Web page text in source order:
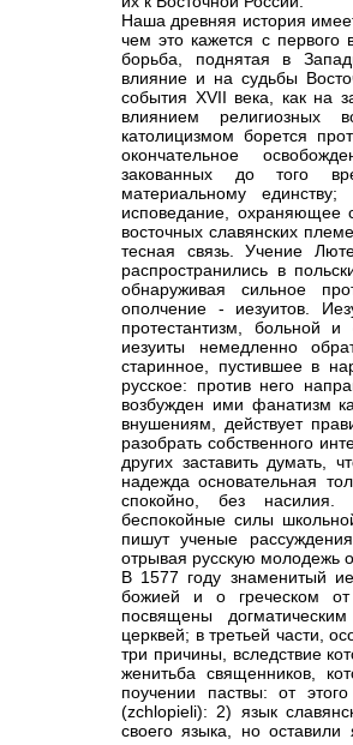
Наша древняя история
чем это кажется с первого
борьба, поднятая в
влияние и на судьбы
события XVII века, как на
влиянием религиозных
католицизмом борется
окончательное
закованных до того
материальному
исповедание, охраняющее
восточных славянских
тесная связь. Учение
распространились в
обнаруживая сильное
ополчение - иезуитов.
протестантизм, больной
иезуиты немедленно
старинное, пустившее в
русское: против него
возбужден ими фанатизм
внушениям, действует
разобрать собственного
других заставить думать,
надежда основательная
спокойно, без насилия.
беспокойные силы
пишут ученые
отрывая русскую молодежь
В 1577 году знаменитый
божией и о греческом от
посвящены
церквей; в третьей части,
три причины, вследствие
женитьба священников,
поучении паствы: от
(zchlopieli): 2) язык
своего языка, но оставили